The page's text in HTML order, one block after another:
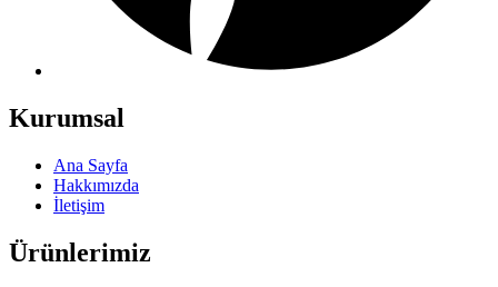
Kurumsal
Ana Sayfa
Hakkımızda
İletişim
Ürünlerimiz